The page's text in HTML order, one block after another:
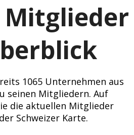
Mitglieder
1065 Unternehmen aus
seinen Mitgliedern. Auf
die aktuellen Mitglieder
Schweizer Karte.